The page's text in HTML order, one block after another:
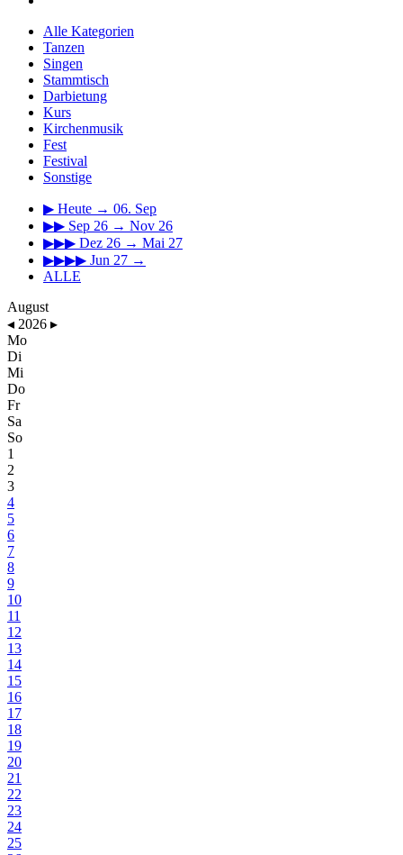
Alle Kategorien
Tanzen
Singen
Stammtisch
Darbietung
Kurs
Kirchenmusik
Fest
Festival
Sonstige
▶ Heute → 06. Sep
▶▶ Sep 26 → Nov 26
▶▶▶ Dez 26 → Mai 27
▶▶▶▶ Jun 27 →
ALLE
August
◂ 2026 ▸
Mo
Di
Mi
Do
Fr
Sa
So
1
2
3
4
5
6
7
8
9
10
11
12
13
14
15
16
17
18
19
20
21
22
23
24
25